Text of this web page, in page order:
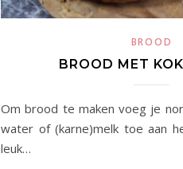
BROOD
BROOD MET
Om brood te maken voeg je
water of (karne)melk toe aan
leuk…